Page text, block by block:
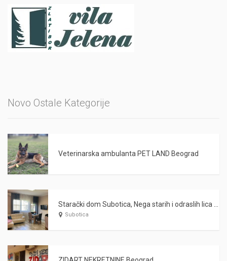
Novo Ostale Kategorije
Veterinarska ambulanta PET LAND Beograd
Subotica